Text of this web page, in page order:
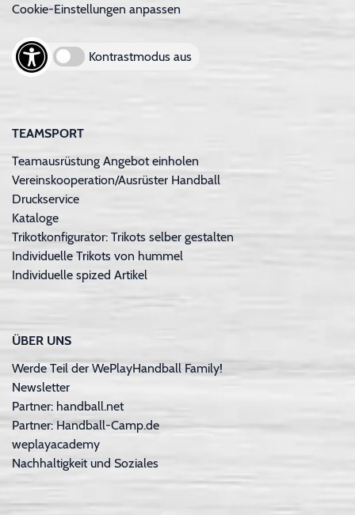
Cookie-Einstellungen anpassen
Kontrastmodus aus
TEAMSPORT
Teamausrüstung Angebot einholen
Vereinskooperation/Ausrüster Handball
Druckservice
Kataloge
Trikotkonfigurator: Trikots selber gestalten
Individuelle Trikots von hummel
Individuelle spized Artikel
ÜBER UNS
Werde Teil der WePlayHandball Family!
Newsletter
Partner: handball.net
Partner: Handball-Camp.de
weplayacademy
Nachhaltigkeit und Soziales